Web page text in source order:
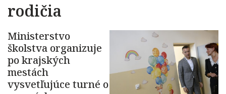
rodičia
Ministerstvo
školstva organizuje
po krajských
mestách
vysvetľujúce turné o